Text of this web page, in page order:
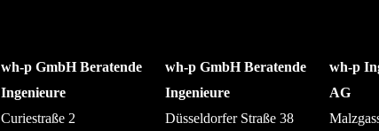
wh-p GmbH Beratende
Ingenieure
Curiestraße 2
wh-p GmbH Beratende
Ingenieure
Düsseldorfer Straße 38
wh-p
AG